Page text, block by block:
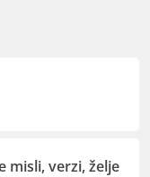
misli, verzi, želje